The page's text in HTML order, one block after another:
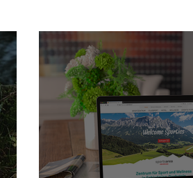
Merchandising Inserat